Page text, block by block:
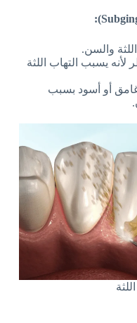
والسن.
يسبب التهاب اللثة
غامق أو أسود بسبب